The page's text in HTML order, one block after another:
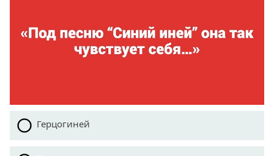
Герцогиней